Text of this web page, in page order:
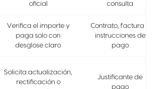
oficial
consulta
Verifica el importe y
paga solo con
desglose claro
Contrato, factura e
instrucciones de
pago
Solicita actualización,
rectificación o
Justificante de
pago